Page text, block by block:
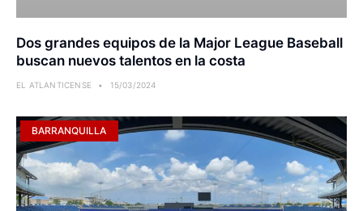
Dos grandes equipos de la Major League Baseball
buscan nuevos talentos en la costa
EL ATLANTICENSE 15/03/2024
BARRANQUILLA